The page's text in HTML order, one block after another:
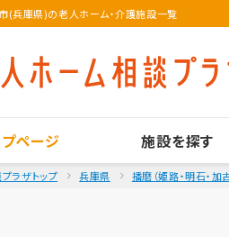
(兵庫県)の老人ホーム・介護施設一覧
プページ 施設を探す
ラザトップ 兵庫県 播磨（姫路・明石・加